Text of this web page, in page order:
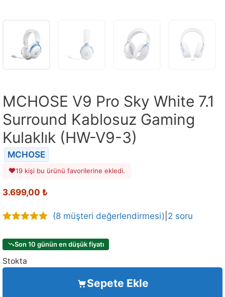
MCHOSE V9 Pro Sky White 7.1
Surround Kablosuz Gaming
Kulaklık (HW-V9-3)
MCHOSE
19 kişi bu ürünü favorilerine ekledi.
3.699,00 ₺
5
(8 müşteri değerlendirmesi) 2 soru
Son 10 günün en düşük fiyatı
Stokta
Sepete Ekle